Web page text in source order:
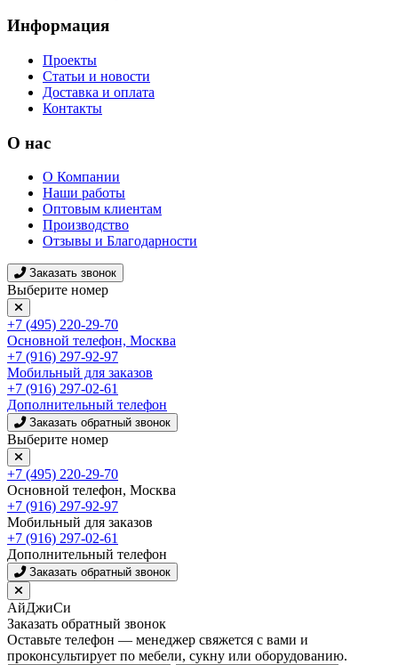
Информация
Проекты
Статьи и новости
Доставка и оплата
Контакты
О нас
О Компании
Наши работы
Оптовым клиентам
Производство
Отзывы и Благодарности
Заказать звонок
Выберите номер
+7 (495) 220-29-70
Основной телефон, Москва
+7 (916) 297-92-97
Мобильный для заказов
+7 (916) 297-02-61
Дополнительный телефон
Заказать обратный звонок
Выберите номер
+7 (495) 220-29-70
Основной телефон, Москва
+7 (916) 297-92-97
Мобильный для заказов
+7 (916) 297-02-61
Дополнительный телефон
Заказать обратный звонок
АйДжиСи
Заказать обратный звонок
Оставьте телефон — менеджер свяжется с вами и
проконсультирует по мебели, сукну или оборудованию.